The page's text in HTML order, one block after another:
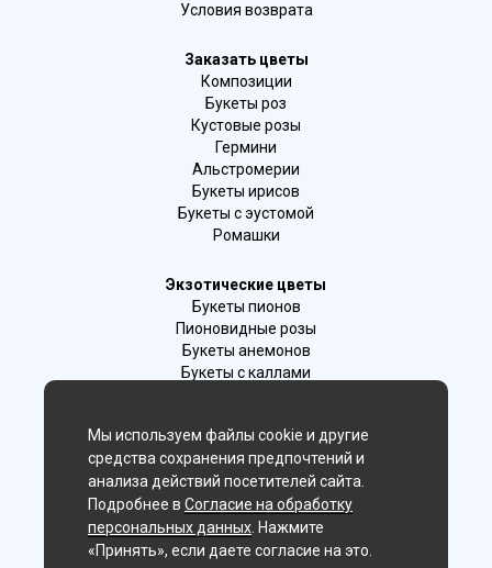
Условия возврата
Заказать цветы
Композиции
Букеты роз
Кустовые розы
Гермини
Альстромерии
Букеты ирисов
Букеты с эустомой
Ромашки
Экзотические цветы
Букеты пионов
Пионовидные розы
Букеты анемонов
Букеты с каллами
Лаванда
Гиацинты
Мы в соц. сетях:
Владивосток
Мы используем файлы cookie и другие
средства сохранения предпочтений и
анализа действий посетителей сайта.
Подробнее в Согласие на обработку
персональных данных . Нажмите
«Принять», если даете согласие на это.